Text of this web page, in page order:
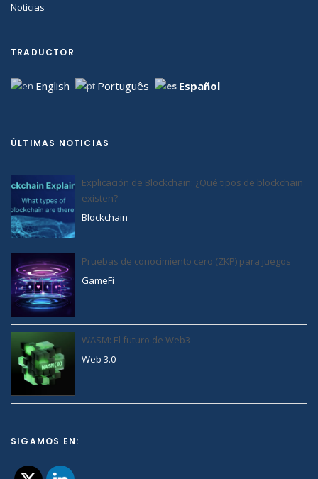
Noticias
TRADUCTOR
English Português Español
ÚLTIMAS NOTICIAS
Explicación de Blockchain: ¿Qué tipos de blockchain
existen?
Blockchain
Pruebas de conocimiento cero (ZKP) para juegos
GameFi
WASM: El futuro de Web3
Web 3.0
SIGAMOS EN: